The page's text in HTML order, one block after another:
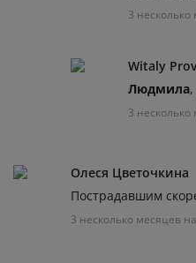
3
Witaly
Людмила
3
Олеся Цветочкина
Пострадавшим
3 несколько месяцев